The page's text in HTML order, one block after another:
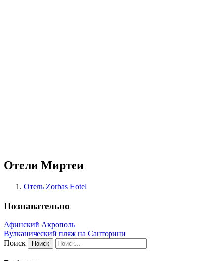
Отели Миртеи
Отель Zorbas Hotel
Познавательно
Афинский Акрополь
Вулканический пляж на Санторини
Поиск